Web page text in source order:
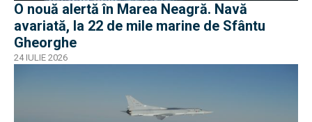
O nouă alertă în Marea Neagră. Navă
avariată, la 22 de mile marine de Sfântu
Gheorghe
24 IULIE 2026